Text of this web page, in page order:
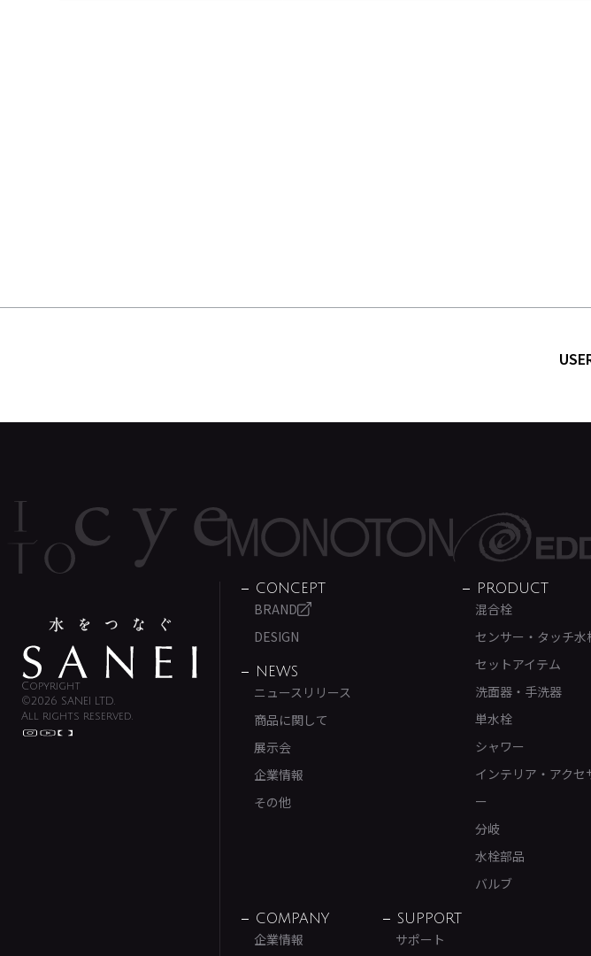
Copyright
©2026 SANEI LTD.
All rights reserved.
CONCEPT
BRAND
DESIGN
NEWS
ニュースリリース
商品に関して
展示会
企業情報
その他
PRODUCT
混合栓
センサー・タッチ水
セットアイテム
洗面器・手洗器
単水栓
シャワー
インテリア・アクセ
ー
分岐
水栓部品
バルブ
COMPANY
企業情報
SUPPORT
サポート